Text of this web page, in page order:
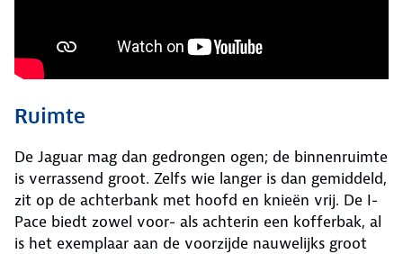
Ruimte
De Jaguar mag dan gedrongen ogen; de binnenruimte
is verrassend groot. Zelfs wie langer is dan gemiddeld,
zit op de achterbank met hoofd en knieën vrij. De I-
Pace biedt zowel voor- als achterin een kofferbak, al
is het exemplaar aan de voorzijde nauwelijks groot